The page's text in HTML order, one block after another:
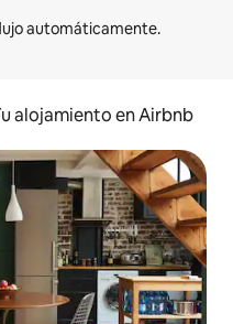
alojamiento en Airbnb